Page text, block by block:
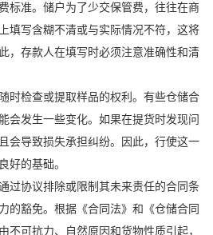
标准。储户为了少交保管费，往往在商
填写含糊不清或与实际情况不符，这将
，存款人在填写时必须注意准确性和清
时检查或提取样品的权利。有些仓储合
会发生一些变化。如果在提货时发现问
会导致损失承担纠纷。因此，行使这一
好的基础。
过协议排除或限制其未来责任的合同条
的豁免。根据《合同法》和《仓储合同
不可抗力、自然原因和货物性质引起，